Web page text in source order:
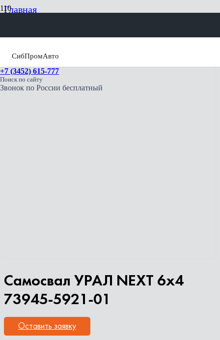
СибПромАвто
+7 (3452) 615-777
Поиск по сайту
Звонок по России бесплатный
Главная
Самосвал УРАЛ NEXT 6х4
73945-5921-01
Оставить заявку